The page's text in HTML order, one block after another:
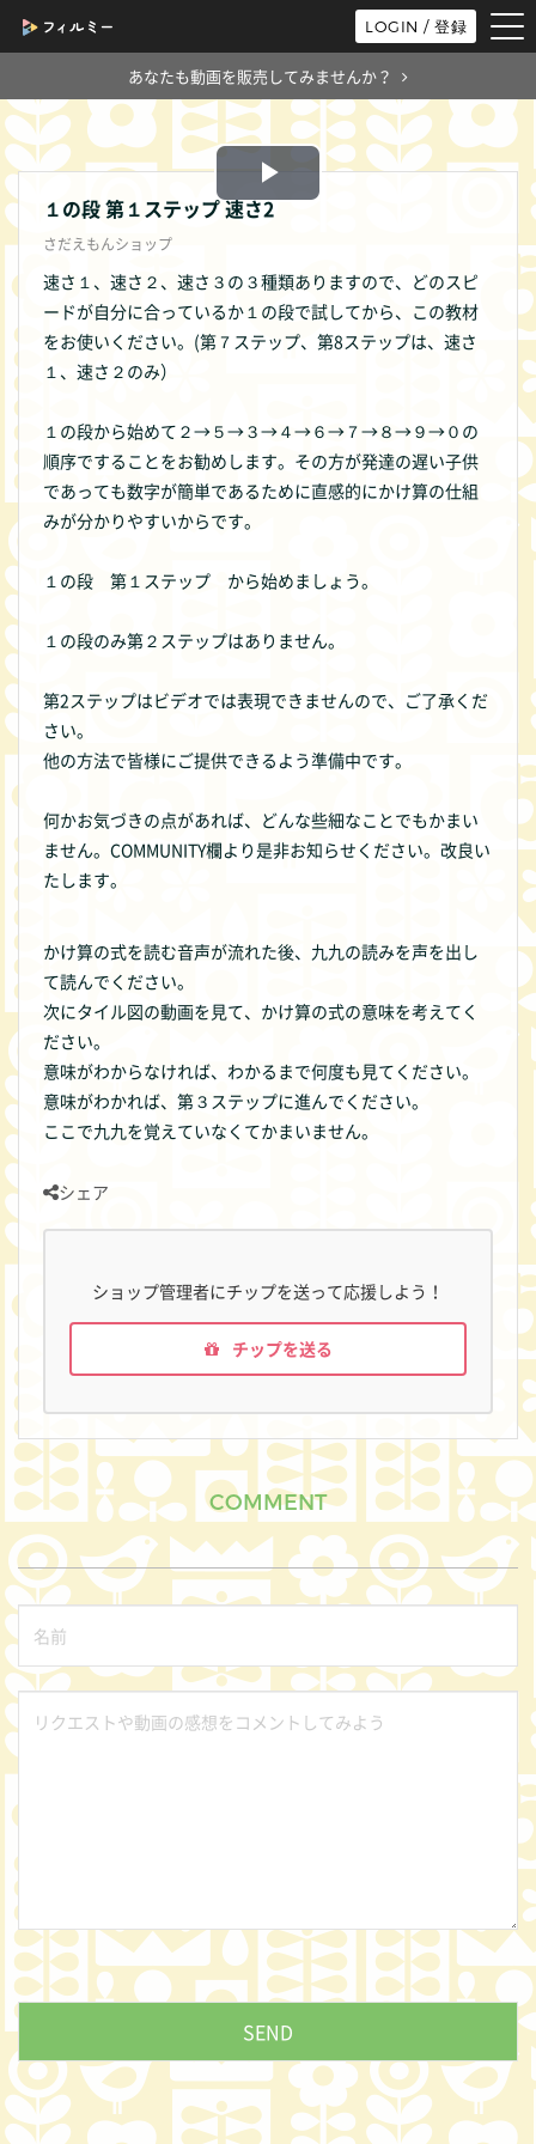
LOGIN / 登録
あなたも動画を販売してみませんか？
Play
１の段 第１ステップ 速さ2
さだえもんショップ
速さ１、速さ２、速さ３の３種類ありますので、どのスピ
ードが自分に合っているか１の段で試してから、この教材
をお使いください。(第７ステップ、第8ステップは、速さ
１、速さ２のみ）
１の段から始めて２→５→３→４→６→７→８→９→０の
順序ですることをお勧めします。その方が発達の遅い子供
であっても数字が簡単であるために直感的にかけ算の仕組
みが分かりやすいからです。
１の段 第１ステップ から始めましょう。
１の段のみ第２ステップはありません。
第2ステップはビデオでは表現できませんので、ご了承くだ
さい。
他の方法で皆様にご提供できるよう準備中です。
何かお気づきの点があれば、どんな些細なことでもかまい
ません。COMMUNITY欄より是非お知らせください。改良い
たします。
かけ算の式を読む音声が流れた後、九九の読みを声を出し
て読んでください。
次にタイル図の動画を見て、かけ算の式の意味を考えてく
ださい。
意味がわからなければ、わかるまで何度も見てください。
意味がわかれば、第３ステップに進んでください。
ここで九九を覚えていなくてかまいません。
シェア
ショップ管理者にチップを送って応援しよう！
チップを送る
COMMENT